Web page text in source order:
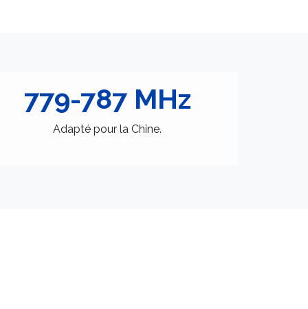
779-787 MHz
Adapté pour la Chine.